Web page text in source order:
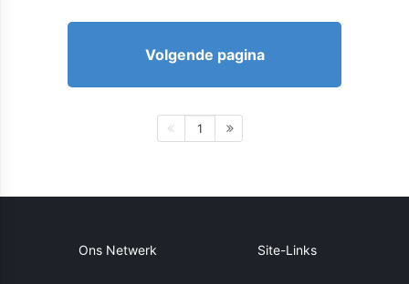
Volgende pagina
1
Ons Netwerk Site-Links